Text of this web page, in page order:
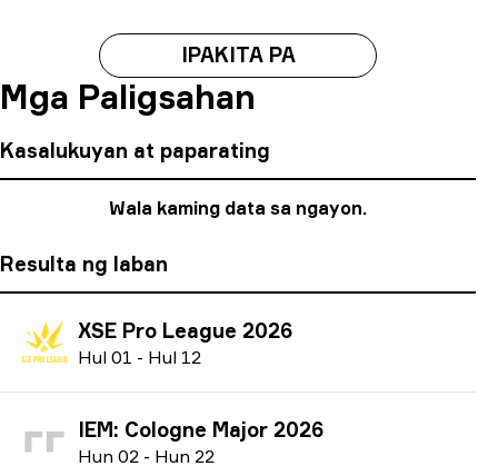
IPAKITA PA
Mga Paligsahan
Kasalukuyan at paparating
Wala kaming data sa ngayon.
Resulta ng laban
XSE Pro League 2026
Hul 01 - Hul 12
IEM: Cologne Major 2026
Hun 02 - Hun 22